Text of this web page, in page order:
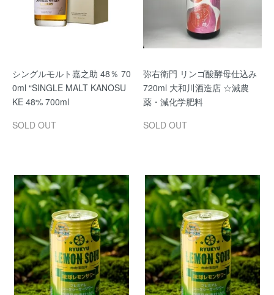
シングルモルト嘉之助 48％ 70
0ml “SINGLE MALT KANOSU
KE 48% 700ml
SOLD OUT
弥右衛門 リンゴ酸酵母仕込み
720ml 大和川酒造店 ☆減農
薬・減化学肥料
SOLD OUT